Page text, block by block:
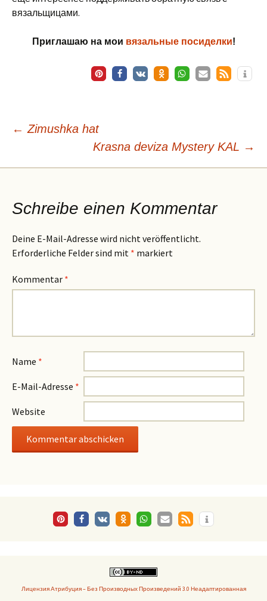
вязальщицами.
Приглашаю на мои вязальные посиделки!
Beitragsnavigation
← Zimushka hat
Krasna deviza Mystery KAL →
Schreibe einen Kommentar
Deine E-Mail-Adresse wird nicht veröffentlicht.
Erforderliche Felder sind mit * markiert
Kommentar *
Name *
E-Mail-Adresse *
Website
Лицензия Атрибуция – Без Производных Произведений 3.0 Неадаптированная